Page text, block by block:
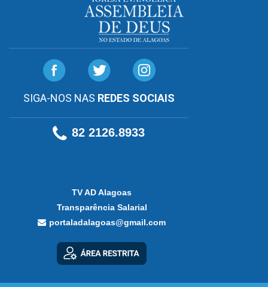
SIGA-NOS NAS REDES SOCIAIS
82 2126.8933
TV AD Alagoas
Transparência Salarial
portaladalagoas@gmail.com